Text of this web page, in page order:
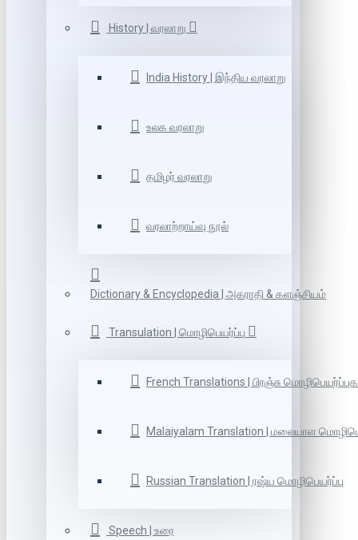
History | வரலாறு
India History | இந்திய வரலாறு
உலக வரலாறு
தமிழர் வரலாறு
வரலாற்றாய்வு நூல்
Dictionary & Encyclopedia | அகராதி & களஞ்சியம்
Transulation | மொழிபெயர்ப்பு
French Translations | பிரஞ்சு
Malaiyalam Translation | மலையாள
Russian Translation | ரஷ்ய மொழிபெயர்ப்பு
Speech | உரை